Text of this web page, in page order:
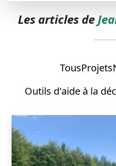
Les articles de
TousProjets
Outils d'aide à la